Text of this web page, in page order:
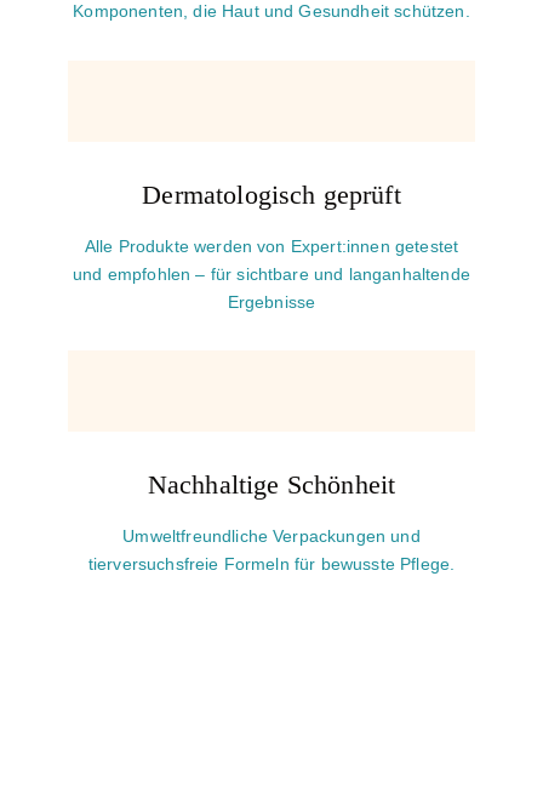
Komponenten, die Haut und Gesundheit schützen.
Dermatologisch geprüft
Alle Produkte werden von Expert:innen getestet
und empfohlen – für sichtbare und langanhaltende
Ergebnisse
Nachhaltige Schönheit
Umweltfreundliche Verpackungen und
tierversuchsfreie Formeln für bewusste Pflege.